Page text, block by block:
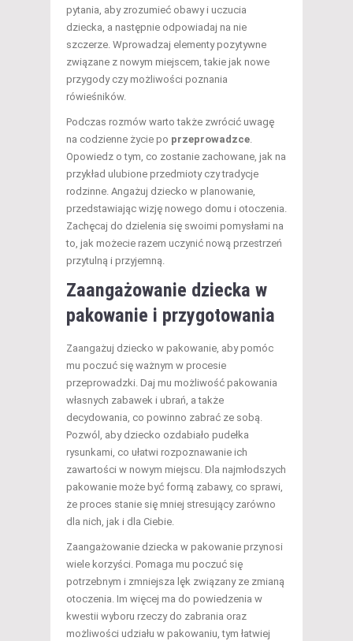
pytania, aby zrozumieć obawy i uczucia
dziecka, a następnie odpowiadaj na nie
szczerze. Wprowadzaj elementy pozytywne
związane z nowym miejscem, takie jak nowe
przygody czy możliwości poznania
rówieśników.
Podczas rozmów warto także zwrócić uwagę
na codzienne życie po przeprowadzce.
Opowiedz o tym, co zostanie zachowane, jak na
przykład ulubione przedmioty czy tradycje
rodzinne. Angażuj dziecko w planowanie,
przedstawiając wizję nowego domu i otoczenia.
Zachęcaj do dzielenia się swoimi pomysłami na
to, jak możecie razem uczynić nową przestrzeń
przytulną i przyjemną.
Zaangażowanie dziecka w
pakowanie i przygotowania
Zaangażuj dziecko w pakowanie, aby pomóc
mu poczuć się ważnym w procesie
przeprowadzki. Daj mu możliwość pakowania
własnych zabawek i ubrań, a także
decydowania, co powinno zabrać ze sobą.
Pozwól, aby dziecko ozdabiało pudełka
rysunkami, co ułatwi rozpoznawanie ich
zawartości w nowym miejscu. Dla najmłodszych
pakowanie może być formą zabawy, co sprawi,
że proces stanie się mniej stresujący zarówno
dla nich, jak i dla Ciebie.
Zaangażowanie dziecka w pakowanie przynosi
wiele korzyści. Pomaga mu poczuć się
potrzebnym i zmniejsza lęk związany ze zmianą
otoczenia. Im więcej ma do powiedzenia w
kwestii wyboru rzeczy do zabrania oraz
możliwości udziału w pakowaniu, tym łatwiej